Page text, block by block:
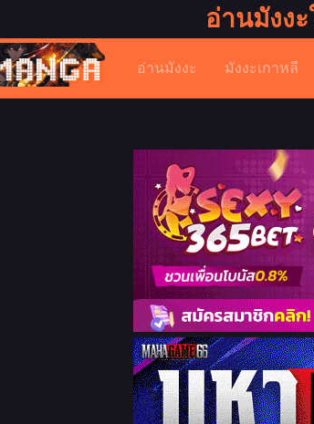
อ่านมังง
อ่านมังงะ มังงะเกาหลี